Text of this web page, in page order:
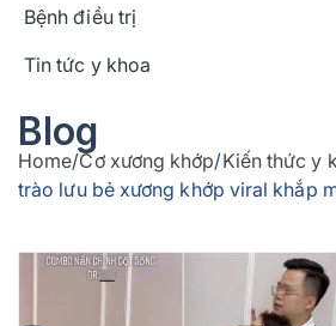
Bệnh điều trị
Tin tức y khoa
Blog
Home/Cơ xương khớp/Kiến thức y
trào lưu bẻ xương khớp viral khắp